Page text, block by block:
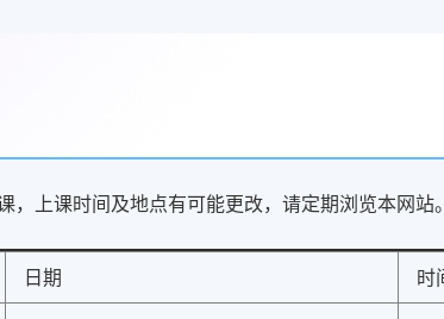
，上课时间及地点有可能更改，请定期浏览本网站
日期 时